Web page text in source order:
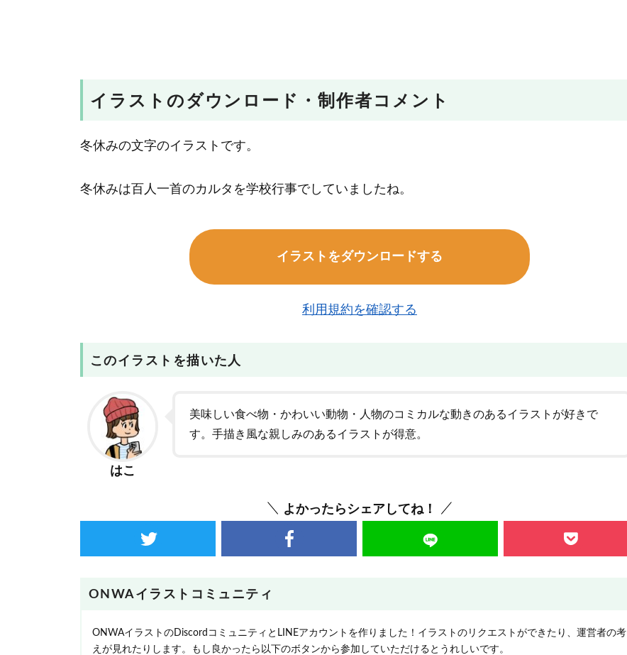
イラストのダウンロード・制作者コメント
冬休みの文字のイラストです。
冬休みは百人一首のカルタを学校行事でしていましたね。
イラストをダウンロードする
利用規約を確認する
このイラストを描いた人
はこ
美味しい食べ物・かわいい動物・人物のコミカルな動きのあるイラストが好きで
す。手描き風な親しみのあるイラストが得意。
よかったらシェアしてね！
ONWAイラストコミュニティ
ONWAイラストのDiscordコミュニティとLINEアカウントを作りました！イラストのリクエストができたり、運営者の考
えが見れたりします。もし良かったら以下のボタンから参加していただけるとうれしいです。